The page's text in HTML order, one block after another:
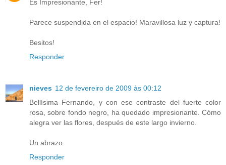
Es Impresionante, Fer!
Parece suspendida en el espacio! Maravillosa luz y captura!
Besitos!
Responder
nieves 12 de fevereiro de 2009 às 00:12
Bellísima Fernando, y con ese contraste del fuerte color
rosa, sobre fondo negro, ha quedado impresionante. Cómo
alegra ver las flores, después de este largo invierno.
Un abrazo.
Responder